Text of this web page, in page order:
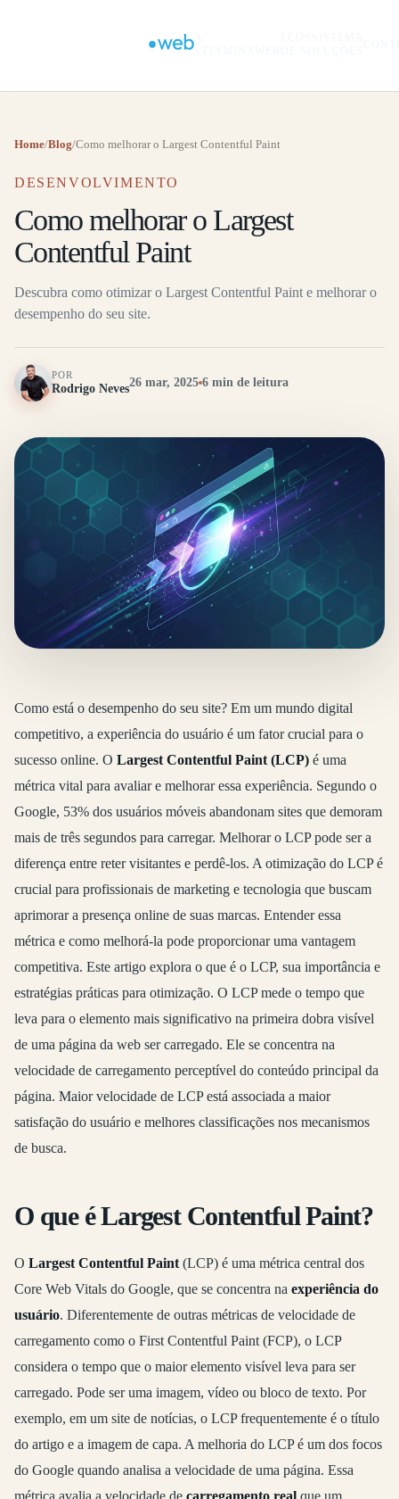
Home/Blog/Como melhorar o Largest Contentful Paint
DESENVOLVIMENTO
Como melhorar o Largest
Contentful Paint
Descubra como otimizar o Largest Contentful Paint e melhorar o
desempenho do seu site.
POR
Rodrigo Neves26 mar, 2025 6 min de leitura
Como está o desempenho do seu site? Em um mundo digital
competitivo, a experiência do usuário é um fator crucial para o
sucesso online. O Largest Contentful Paint (LCP) é uma
métrica vital para avaliar e melhorar essa experiência. Segundo o
Google, 53% dos usuários móveis abandonam sites que demoram
mais de três segundos para carregar. Melhorar o LCP pode ser a
diferença entre reter visitantes e perdê-los. A otimização do LCP é
crucial para profissionais de marketing e tecnologia que buscam
aprimorar a presença online de suas marcas. Entender essa
métrica e como melhorá-la pode proporcionar uma vantagem
competitiva. Este artigo explora o que é o LCP, sua importância e
estratégias práticas para otimização. O LCP mede o tempo que
leva para o elemento mais significativo na primeira dobra visível
de uma página da web ser carregado. Ele se concentra na
velocidade de carregamento perceptível do conteúdo principal da
página. Maior velocidade de LCP está associada a maior
satisfação do usuário e melhores classificações nos mecanismos
de busca.
O que é Largest Contentful Paint?
O Largest Contentful Paint(LCP) é uma métrica central dos
Core Web Vitals do Google, que se concentra na experiência do
usuário. Diferentemente de outras métricas de velocidade de
carregamento como o First Contentful Paint (FCP), o LCP
considera o tempo que o maior elemento visível leva para ser
carregado. Pode ser uma imagem, vídeo ou bloco de texto. Por
exemplo, em um site de notícias, o LCP frequentemente é o título
do artigo e a imagem de capa. A melhoria do LCP é um dos focos
do Google quando analisa a velocidade de uma página. Essa